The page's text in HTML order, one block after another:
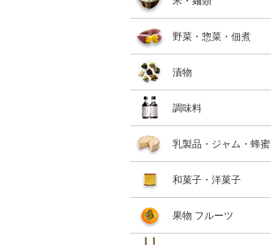
野菜・惣菜・佃煮
漬物
調味料
乳製品・ジャム・蜂蜜
和菓子・洋菓子
果物 フルーツ